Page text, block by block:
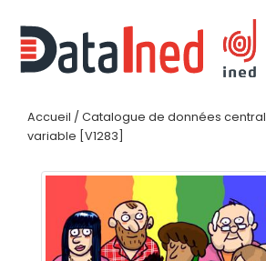
Accueil / Catalogue de données central
variable [V1283]